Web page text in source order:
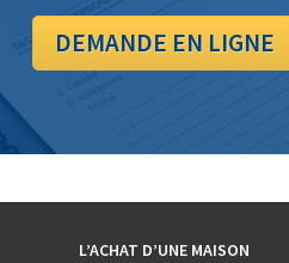
DEMANDE EN LIGNE
L’ACHAT D’UNE MAISON